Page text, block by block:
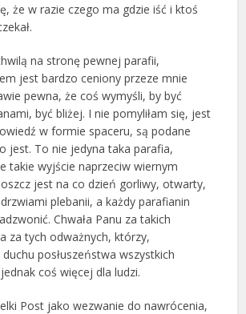
że w razie czego ma gdzie iść i ktoś
na stronę pewnej parafii,
jest bardzo ceniony przeze mnie
pewna, że coś wymyśli, by być
być bliżej. I nie pomyliłam się, jest
w formie spaceru, są podane
jest. To nie jedyna taka parafia,
takie wyjście naprzeciw wiernym
jest na co dzień gorliwy, otwarty,
plebanii, a każdy parafianin
Chwała Panu za takich
za tych odważnych, którzy,
posłuszeństwa wszystkich
coś więcej dla ludzi.
Post jako wezwanie do nawrócenia,